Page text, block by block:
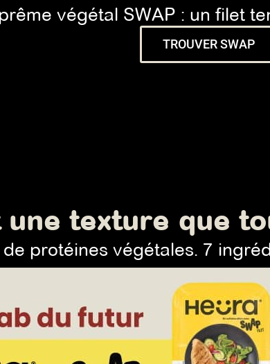
végétal SWAP : un filet
TROUVER SWAP
une texture que
protéines végétales. 7